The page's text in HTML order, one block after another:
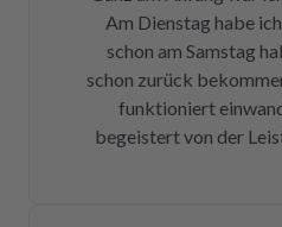
Fotos für den
halbe Stunde,
angekommen war,
der Reparatur und
dem Rückweg zu
Am Dienstag habe
schon am Samstag
schon zurück
funktioniert
begeistert von der